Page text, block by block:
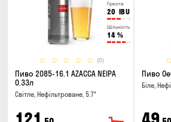
Гіркота
20 IBU
Щільність
14 %
(0)
Пиво 2085-16.1 AZACCA NEIPA
0.33л
Світле, Нефільтроване, 5.7°
Пиво
Біле,